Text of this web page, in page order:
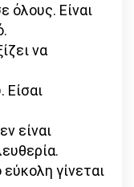
όλους. Είναι
να
Είσαι
είναι
γίνεται